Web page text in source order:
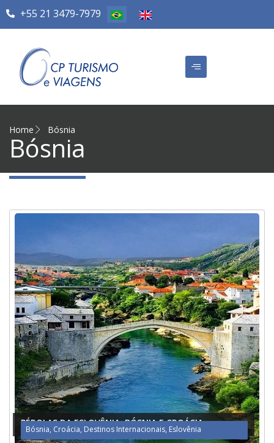
+55 21 3479-7979
Home Bósnia
Bósnia
PÉROLAS DA ESLOVÊNIA, BÓSNIA E CROÁCIA
Bósnia, Croácia, Destinos Internacionais, Eslovênia